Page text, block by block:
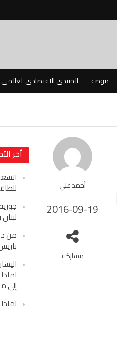
موضة المنتدى الاقتصادى العالمى
أخر
لبنان
من
إلى
أحمد علي
2016-09-19
مشاركة